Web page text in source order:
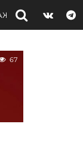
ИНТЕРВЬЮ
67